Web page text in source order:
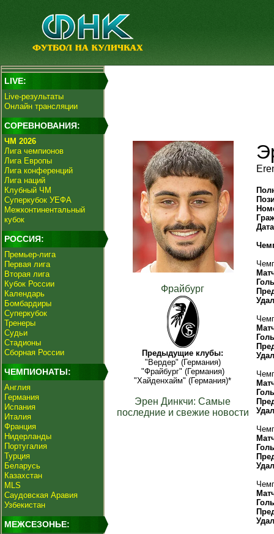
LIVE:
Live-результаты
Онлайн трансляции
СОРЕВНОВАНИЯ:
ЧМ 2026
Лига чемпионов
Лига Европы
Лига конференций
Лига наций
Клубный ЧМ
Суперкубок УЕФА
Межконтинентальный
кубок
РОССИЯ:
Премьер-лига
Первая лига
Вторая лига
Кубок России
Календарь
Бомбардиры
Суперкубок
Тренеры
Судьи
Стадионы
Сборная России
ЧЕМПИОНАТЫ:
Англия
Германия
Испания
Италия
Франция
Нидерланды
Португалия
Турция
Беларусь
Казахстан
MLS
Саудовская Аравия
Узбекистан
МЕЖСЕЗОНЬЕ:
Фрайбург
Предыдущие клубы:
"Вердер" (Германия)
"Фрайбург" (Германия)
"Хайденхайм" (Германия)*
Эрен Динкчи: Самые
последние и свежие новости